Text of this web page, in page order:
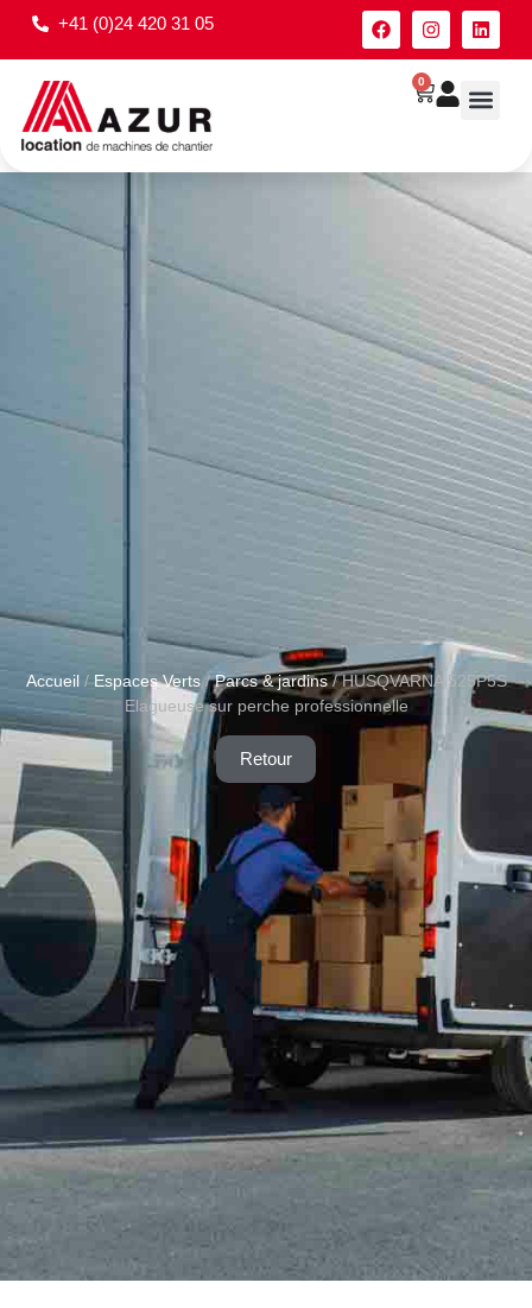
+41 (0)24 420 31 05
0
Accueil/ Espaces Verts/Parcs & jardins/ HUSQVARNA 525P5S
Elagueuse sur perche professionnelle
Retour